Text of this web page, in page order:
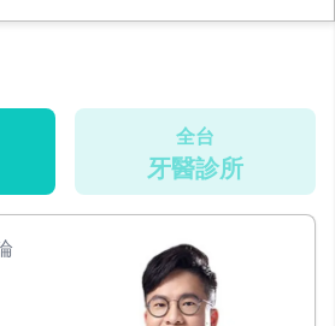
全台
牙醫診所